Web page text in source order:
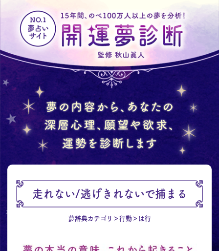
走れない/逃げきれないで捕まる
夢辞典カテゴリ 行動 は行